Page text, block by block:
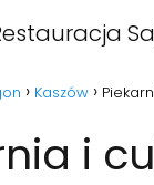
Kaszów
i